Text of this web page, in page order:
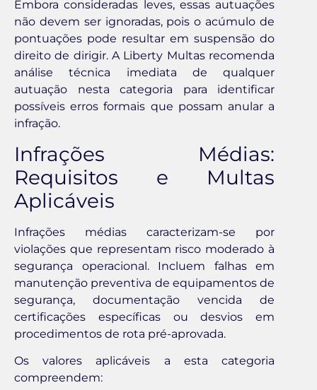
Embora consideradas leves, essas autuações
não devem ser ignoradas, pois o acúmulo de
pontuações pode resultar em suspensão do
direito de dirigir. A Liberty Multas recomenda
análise técnica imediata de qualquer
autuação nesta categoria para identificar
possíveis erros formais que possam anular a
infração.
Infrações Médias:
Requisitos e Multas
Aplicáveis
Infrações médias caracterizam-se por
violações que representam risco moderado à
segurança operacional. Incluem falhas em
manutenção preventiva de equipamentos de
segurança, documentação vencida de
certificações específicas ou desvios em
procedimentos de rota pré-aprovada.
Os valores aplicáveis a esta categoria
compreendem: